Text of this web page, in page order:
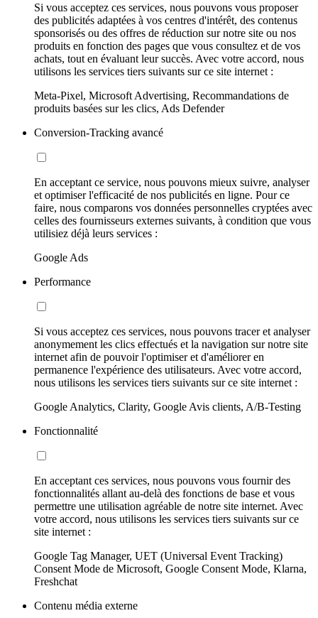
Si vous acceptez ces services, nous pouvons vous proposer
des publicités adaptées à vos centres d'intérêt, des contenus
sponsorisés ou des offres de réduction sur notre site ou nos
produits en fonction des pages que vous consultez et de vos
achats, tout en évaluant leur succès. Avec votre accord, nous
utilisons les services tiers suivants sur ce site internet :
Meta-Pixel, Microsoft Advertising, Recommandations de
produits basées sur les clics, Ads Defender
Conversion-Tracking avancé
En acceptant ce service, nous pouvons mieux suivre, analyser
et optimiser l'efficacité de nos publicités en ligne. Pour ce
faire, nous comparons vos données personnelles cryptées avec
celles des fournisseurs externes suivants, à condition que vous
utilisiez déjà leurs services :
Google Ads
Performance
Si vous acceptez ces services, nous pouvons tracer et analyser
anonymement les clics effectués et la navigation sur notre site
internet afin de pouvoir l'optimiser et d'améliorer en
permanence l'expérience des utilisateurs. Avec votre accord,
nous utilisons les services tiers suivants sur ce site internet :
Google Analytics, Clarity, Google Avis clients, A/B-Testing
Fonctionnalité
En acceptant ces services, nous pouvons vous fournir des
fonctionnalités allant au-delà des fonctions de base et vous
permettre une utilisation agréable de notre site internet. Avec
votre accord, nous utilisons les services tiers suivants sur ce
site internet :
Google Tag Manager, UET (Universal Event Tracking)
Consent Mode de Microsoft, Google Consent Mode, Klarna,
Freshchat
Contenu média externe